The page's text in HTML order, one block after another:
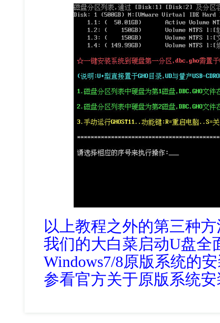
以上教程之外的第三种
我们的大白菜启动U盘全
Windows7/8原版系统的
参看官方关于原版系统